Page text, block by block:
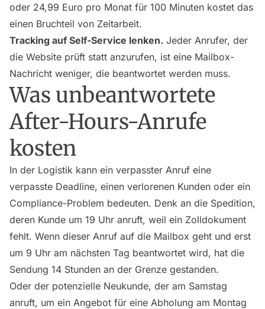
oder 24,99 Euro pro Monat für 100 Minuten kostet das
einen Bruchteil von Zeitarbeit.
Tracking auf Self-Service lenken. Jeder Anrufer, der
die Website prüft statt anzurufen, ist eine Mailbox-
Nachricht weniger, die beantwortet werden muss.
Was unbeantwortete
After-Hours-Anrufe
kosten
In der Logistik kann ein verpasster Anruf eine
verpasste Deadline, einen verlorenen Kunden oder ein
Compliance-Problem bedeuten. Denk an die Spedition,
deren Kunde um 19 Uhr anruft, weil ein Zolldokument
fehlt. Wenn dieser Anruf auf die Mailbox geht und erst
um 9 Uhr am nächsten Tag beantwortet wird, hat die
Sendung 14 Stunden an der Grenze gestanden.
Oder der potenzielle Neukunde, der am Samstag
anruft, um ein Angebot für eine Abholung am Montag